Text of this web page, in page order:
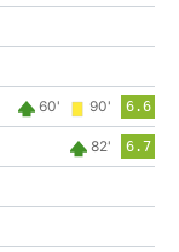
60' 90' 6.6
82' 6.7